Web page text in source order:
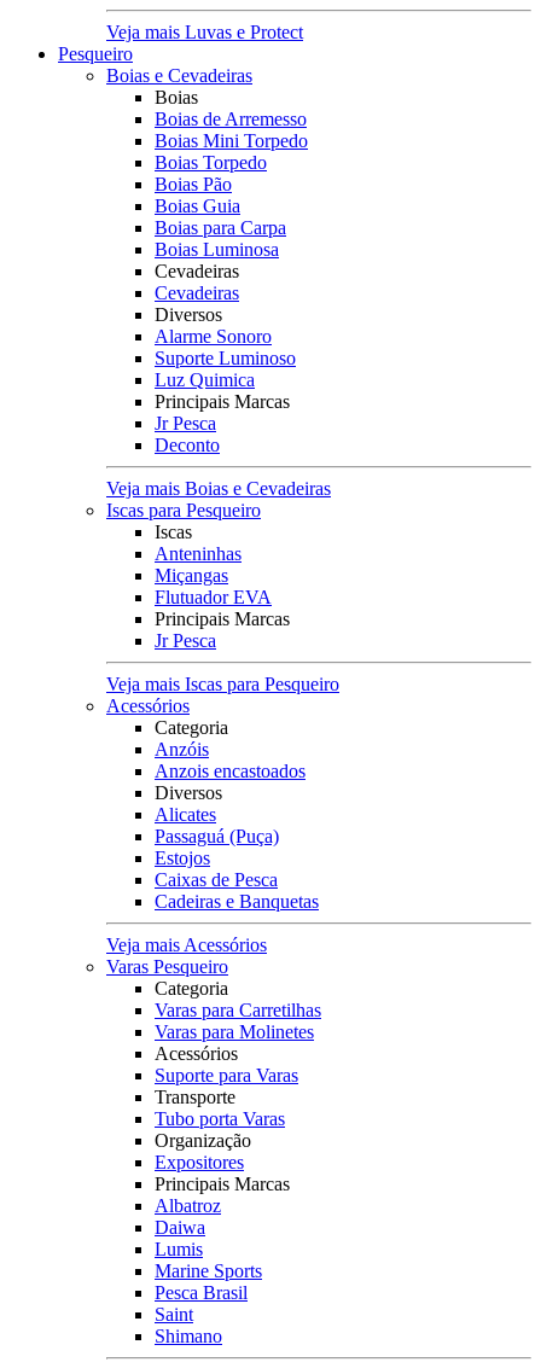
Veja mais Luvas e Protect
Pesqueiro
Boias e Cevadeiras
Boias
Boias de Arremesso
Boias Mini Torpedo
Boias Torpedo
Boias Pão
Boias Guia
Boias para Carpa
Boias Luminosa
Cevadeiras
Cevadeiras
Diversos
Alarme Sonoro
Suporte Luminoso
Luz Quimica
Principais Marcas
Jr Pesca
Deconto
Veja mais Boias e Cevadeiras
Iscas para Pesqueiro
Iscas
Anteninhas
Miçangas
Flutuador EVA
Principais Marcas
Jr Pesca
Veja mais Iscas para Pesqueiro
Acessórios
Categoria
Anzóis
Anzois encastoados
Diversos
Alicates
Passaguá (Puça)
Estojos
Caixas de Pesca
Cadeiras e Banquetas
Veja mais Acessórios
Varas Pesqueiro
Categoria
Varas para Carretilhas
Varas para Molinetes
Acessórios
Suporte para Varas
Transporte
Tubo porta Varas
Organização
Expositores
Principais Marcas
Albatroz
Daiwa
Lumis
Marine Sports
Pesca Brasil
Saint
Shimano